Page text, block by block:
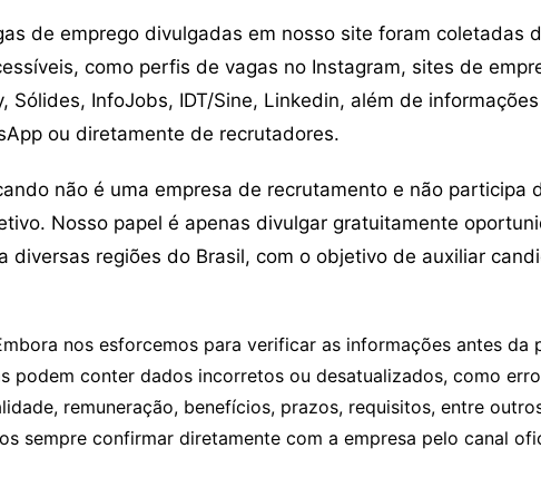
de emprego divulgadas em nosso site foram coletadas
como perfis de vagas no Instagram, sites de
Sólides, InfoJobs, IDT/Sine, Linkedin, além de
ou diretamente de recrutadores.
não é uma empresa de recrutamento e não participa
Nosso papel é apenas divulgar gratuitamente
diversas regiões do Brasil, com o objetivo de auxiliar
nos esforcemos para verificar as informações antes da
podem conter dados incorretos ou desatualizados, como
remuneração, benefícios, prazos, requisitos, entre
sempre confirmar diretamente com a empresa pelo canal